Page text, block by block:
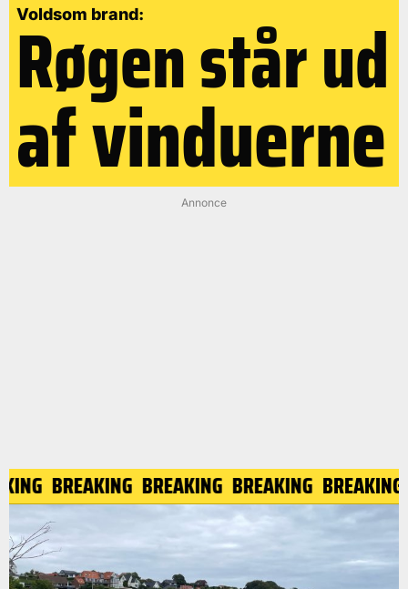
Voldsom brand:
Røgen står ud
af vinduerne
Annonce
BREAKING BREAKING BREAKING BREAKING